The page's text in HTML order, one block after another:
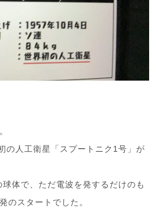
の人工衛星「スプートニク1号」が
体で、ただ電波を発するだけのも
のスタートでした。